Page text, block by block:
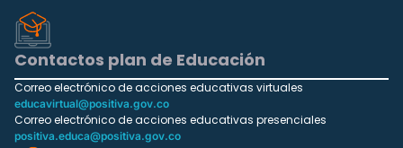
Contactos plan de Educación
Correo electrónico de acciones educativas virtuales
educavirtual@positiva.gov.co
Correo electrónico de acciones educativas presenciales
positiva.educa@positiva.gov.co